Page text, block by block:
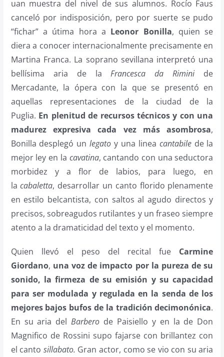
uan muestra del nivel de sus alumnos. Rocío Faus
canceló por indisposición, pero por suerte se pudo
“fichar” a útima hora a Leonor Bonilla, quien se
diera a conocer internacionalmente precisamente en
Martina Franca. La soprano sevillana interpretó una
bellísima aria de laFrancesca da Rimini de
Mercadante, la ópera con la que se presentó en
aquellas representaciones de la ciudad de la
Puglia. En plenitud de recursos técnicos y con una
madurez expresiva cada vez más asombrosa,
Bonilla desplegó unlegato y una linea cantabilede la
mejor ley en la cavatina, cantando con una seductora
morbidez y a flor de labios, para luego, en
lacabaletta, desarrollar un canto florido plenamente
en estilo belcantista, con saltos al agudo directos y
precisos, sobreagudos rutilantes y un fraseo siempre
atento a la dramaticidad del texto y el momento.
Quien llevó el peso del recital fue Carmine
Giordano, una voz de impacto por la pureza de su
sonido, la firmeza de su emisión y su capacidad
para ser modulada y regulada en la senda de los
mejores bajos bufos de la tradición decimonónica.
En su aria delBarbero de Paisiello y en la de Don
Magnifico de Rossini supo fajarse con brillantez con
el canto sillabato. Gran actor, como se vio con su aria